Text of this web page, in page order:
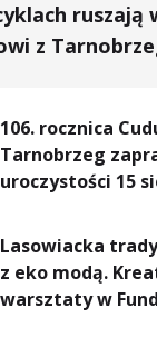
ruszają
z
106. rocznica
Tarnobrzeg
uroczystości 15
Lasowiacka
z eko modą.
warsztaty w